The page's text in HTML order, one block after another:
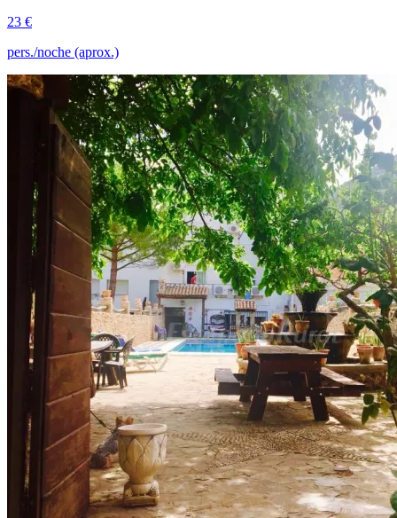
23 €
pers./noche (aprox.)